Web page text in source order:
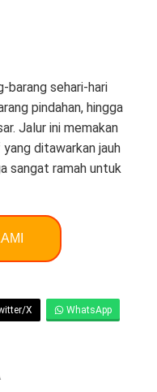
barang sehari-hari
pindahan, hingga
Jalur ini memakan
ditawarkan jauh
sangat ramah untuk
X WhatsApp